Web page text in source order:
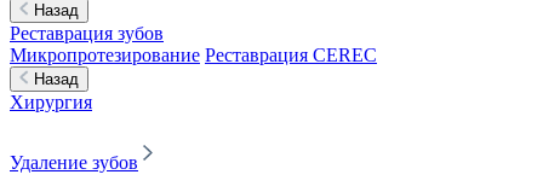
Назад
Реставрация зубов
Микропротезирование Реставрация CEREC
Назад
Хирургия
Удаление зубов